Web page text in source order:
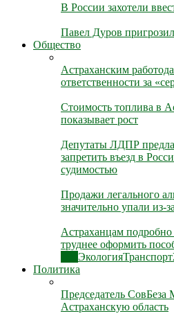
В России захотели
Павел Дуров
Общество
Астраханским
ответственности за
Стоимость топлива в
показывает рост
Депутаты ЛДПР
запретить въезд в
судимостью
Продажи легального
значительно упали из-
Астраханцам
труднее оформить
ЭкологияТранспорт
Политика
Председатель СовБеза
Астраханскую область